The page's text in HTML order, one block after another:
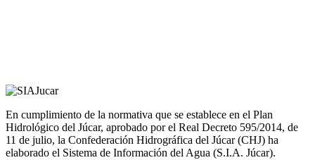
En cumplimiento de la normativa que se establece en el Plan
Hidrológico del Júcar, aprobado por el Real Decreto 595/2014, de
11 de julio, la Confederación Hidrográfica del Júcar (CHJ) ha
elaborado el Sistema de Información del Agua (S.I.A. Júcar).